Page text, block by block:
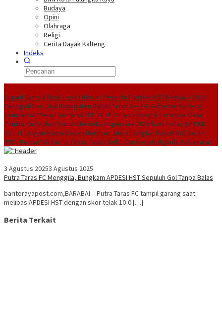
Budaya
Opini
Olahraga
Religi
Cerita Dayak Kalteng
Indeks
Bupati Samsul Rizal Lepas Ribuan Peserta Funbike HST Menyala 2026
Peringati Hari Jadi Kabupaten Barito Timur Ke-24, Gubernur Kalteng
Sampaikan Pesan Semarak HUT RI UFO Electronics & Furniture Gelar
Zumba Party dan Promo Merdeka Supersale 2026Kreativitas TP PKK
HST di Tangan Mama Deden Berbuah Juara I Tingkat KalselHUT ke-14
IWO, Ketua PWI Barito Timur: Tetap Solid dan Berpihak pada Kebenaran
3 Agustus 20253 Agustus 2025
Putra Taras FC Menggila, Bungkam APDESI HST Sepuluh Gol Tanpa Balas
baritorayapost.com,BARABAI – Putra Taras FC tampil garang saat
melibas APDESI HST dengan skor telak 10-0 […]
Berita Terkait